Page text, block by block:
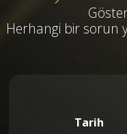
Herhangi bir sorun
Tarih